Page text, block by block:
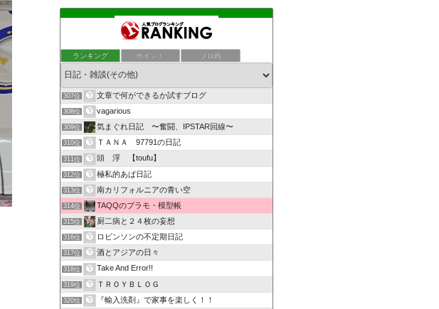
ランキング ポイント ブロ画
307位 文章で何ができるか試すブログ
308位 vagarious
309位 気まぐれ日記 〜奮闘、IPSTAR回線〜
310位 ＴＡＮＡ 97791の日記
311位 頭 浮 【toufu】
312位 極私的あぱ日記
313位 南カリフォルニアの青い空
314位 TAQQのプラモ・模型帳
315位 厨二病と２４枚の妄想
316位 ロビンソンの不定期日記
317位 酒とアジアの日々
318位 Take And Error!!
319位 ＴＲＯＹＢＬＯＧ
320位 『輸入洗剤』で家事を楽しく！！